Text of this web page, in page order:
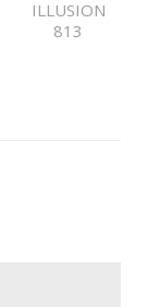
ILLUSION
813